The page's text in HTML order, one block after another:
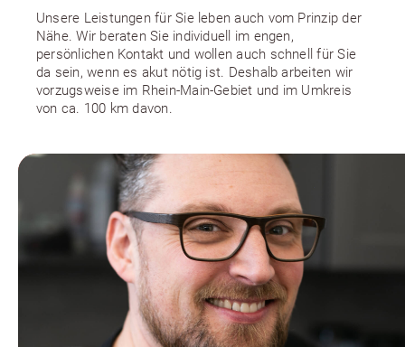
Unsere Leistungen für Sie leben auch vom Prinzip der
Nähe. Wir beraten Sie individuell im engen,
persönlichen Kontakt und wollen auch schnell für Sie
da sein, wenn es akut nötig ist. Deshalb arbeiten wir
vorzugsweise im Rhein-Main-Gebiet und im Umkreis
von ca. 100 km davon.